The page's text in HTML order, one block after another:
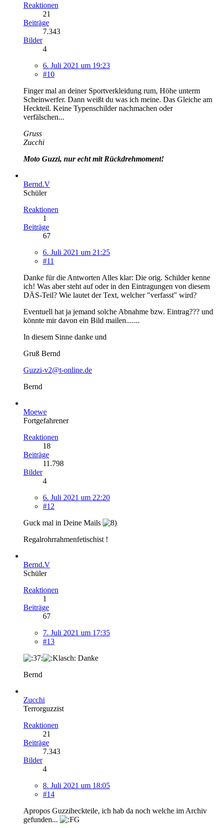
Reaktionen
21
Beiträge
7.343
Bilder
4
6. Juli 2021 um 19:23
#10
Finger mal an deiner Sportverkleidung rum, Höhe unterm
Scheinwerfer. Dann weißt du was ich meine. Das Gleiche am
Heckteil. Keine Typenschilder nachmachen oder
verfälschen...
Gruss
Zucchi
Moto Guzzi, nur echt mit Rückdrehmoment!
Bernd.V
Schüler
Reaktionen
1
Beiträge
67
6. Juli 2021 um 21:25
#11
Danke für die Antworten Alles klar: Die orig. Schilder kenne
ich! Was aber steht auf oder in den Eintragungen von diesem
DÄS-Teil? Wie lautet der Text, welcher "verfasst" wird?
Eventuell hat ja jemand solche Abnahme bzw. Eintrag??? und
könnte mir davon ein Bild mailen.......
In diesem Sinne danke und
Gruß Bernd
Guzzi-v2@t-online.de
Bernd
Moewe
Fortgefahrener
Reaktionen
18
Beiträge
11.798
Bilder
4
6. Juli 2021 um 22:20
#12
Guck mal in Deine Mails
Regalrohrrahmenfetischist !
Bernd.V
Schüler
Reaktionen
1
Beiträge
67
7. Juli 2021 um 17:35
#13
Danke
Bernd
Zucchi
Terrorguzzist
Reaktionen
21
Beiträge
7.343
Bilder
4
8. Juli 2021 um 18:05
#14
Apropos Guzziheckteile, ich hab da noch welche im Archiv
gefunden...